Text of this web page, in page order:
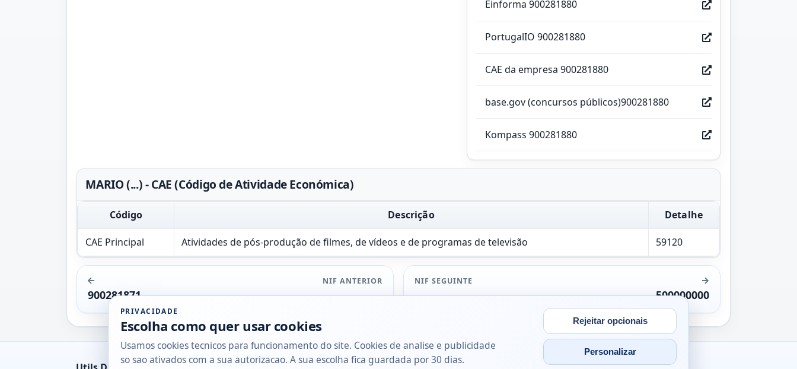
Einforma 900281880
PortugalIO 900281880
CAE da empresa 900281880
base.gov (concursos públicos)900281880
Kompass 900281880
MARIO (...) - CAE (Código de Atividade Económica)
Código Descrição Detalhe
CAE Principal Atividades de pós-produção de filmes, de vídeos e de programas de televisão 59120
NIF ANTERIOR
900281871
NIF SEGUINTE
500000000
PRIVACIDADE
Escolha como quer usar cookies
Usamos cookies tecnicos para funcionamento do site. Cookies de analise e publicidade
so sao ativados com a sua autorizacao. A sua escolha fica guardada por 30 dias.
Rejeitar opcionais
Personalizar